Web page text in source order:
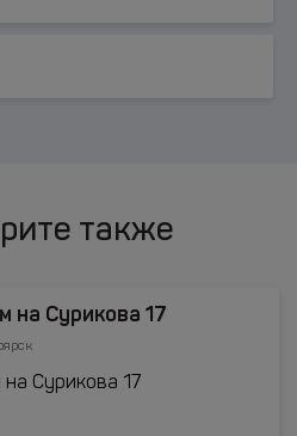
также
на Сурикова 17